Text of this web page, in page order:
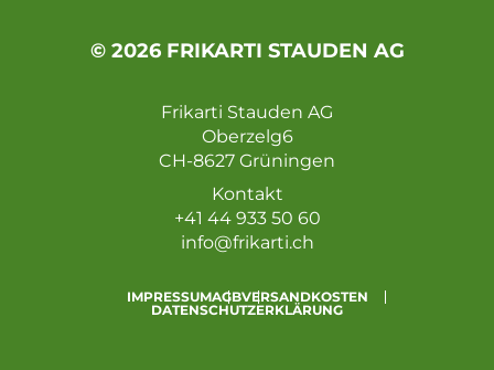
© 2026 FRIKARTI STAUDEN AG
Frikarti Stauden AG
Oberzelg6
CH-8627 Grüningen
Kontakt
+41 44 933 50 60
info@frikarti.ch
IMPRESSUMAGBVERSANDKOSTEN
DATENSCHUTZERKLÄRUNG